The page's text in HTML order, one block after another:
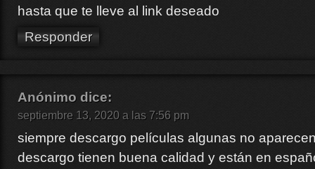
hasta que te lleve al link deseado
Responder
Anónimo dice:
septiembre 13, 2020 a las 7:56 pm
siempre descargo películas algunas no
descargo tienen buena calidad y están en